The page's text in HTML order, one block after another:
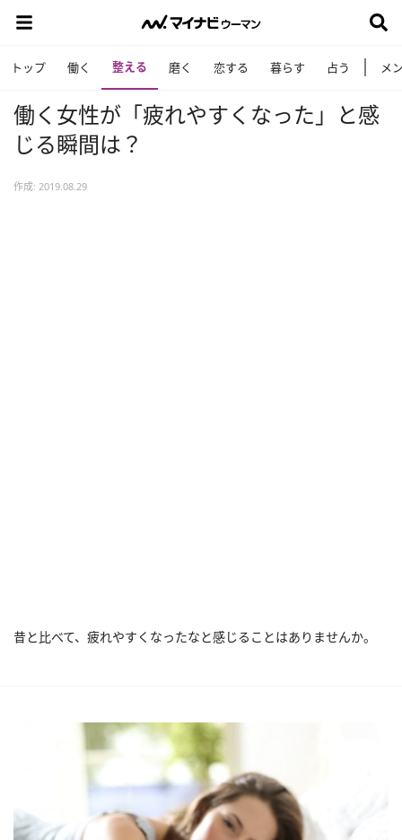
トップ 働く 整える 磨く 恋する 暮らす 占う メ
働く女性が「疲れやすくなった」と感
じる瞬間は？
作成: 2019.08.29
昔と比べて、疲れやすくなったなと感じることはありませんか。